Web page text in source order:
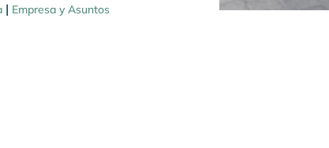
| Empresa y Asuntos